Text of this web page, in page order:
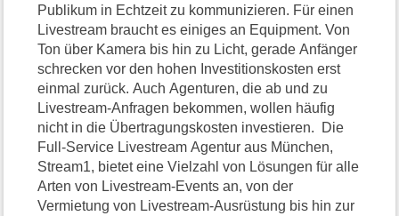
Publikum in Echtzeit zu kommunizieren. Für einen
Livestream braucht es einiges an Equipment. Von
Ton über Kamera bis hin zu Licht, gerade Anfänger
schrecken vor den hohen Investitionskosten erst
einmal zurück. Auch Agenturen, die ab und zu
Livestream-Anfragen bekommen, wollen häufig
nicht in die Übertragungskosten investieren. Die
Full-Service Livestream Agentur aus München,
Stream1, bietet eine Vielzahl von Lösungen für alle
Arten von Livestream-Events an, von der
Vermietung von Livestream-Ausrüstung bis hin zur